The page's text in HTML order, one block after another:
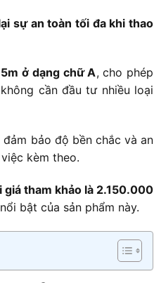
sự an toàn tối đa khi thao
ở dạng chữ A, cho phép
cần đầu tư nhiều loại
đảm bảo độ bền chắc và an
kèm theo.
tham khảo là 2.150.000
bật của sản phẩm này.